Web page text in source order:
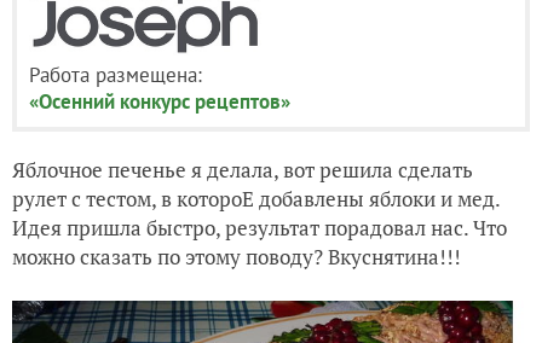
Работа размещена:
«Осенний конкурс рецептов»
Яблочное печенье я делала, вот решила сделать
рулет с тестом, в котороЕ добавлены яблоки и мед.
Идея пришла быстро, результат порадовал нас. Что
можно сказать по этому поводу? Вкуснятина!!!